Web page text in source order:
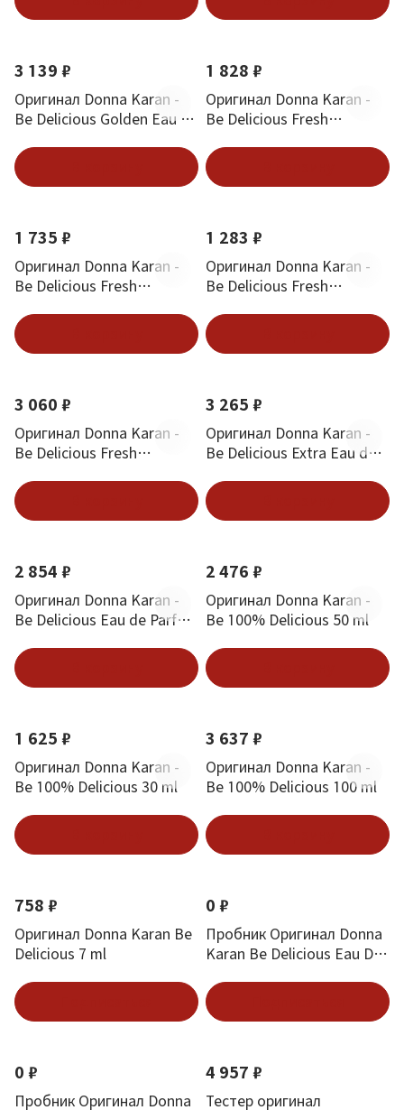
3 139 ₽
Оригинал Donna Karan -
Be Delicious Golden Eau de
1 828 ₽
Оригинал Donna Karan -
Be Delicious Fresh
1 735 ₽
Оригинал Donna Karan -
Be Delicious Fresh
1 283 ₽
Оригинал Donna Karan -
Be Delicious Fresh
3 060 ₽
Оригинал Donna Karan -
Be Delicious Fresh
3 265 ₽
Оригинал Donna Karan -
Be Delicious Extra Eau de
2 854 ₽
Оригинал Donna Karan -
Be Delicious Eau de Parfum
2 476 ₽
Оригинал Donna Karan -
Be 100% Delicious 50 ml
1 625 ₽
Оригинал Donna Karan -
Be 100% Delicious 30 ml
3 637 ₽
Оригинал Donna Karan -
Be 100% Delicious 100 ml
758 ₽
Оригинал Donna Karan Be
Delicious 7 ml
0 ₽
Пробник Оригинал Donna
Karan Be Delicious Eau De
0 ₽
Пробник Оригинал Donna
4 957 ₽
Тестер оригинал